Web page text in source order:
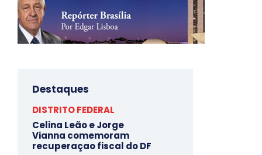
Destaques
DISTRITO FEDERAL
Celina Leão e Jorge
Vianna comemoram
recuperaçao fiscal do DF